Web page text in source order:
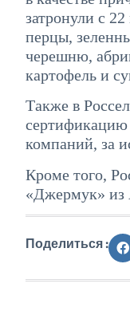
затронули с
перцы,
черешню,
картофель и
Также в
сертификацию
компаний, за
Кроме того,
«Джермук» из
Поделиться :